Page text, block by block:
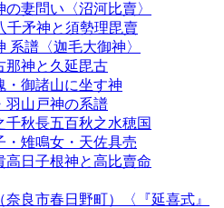
妻問い〈沼河比賣〉
千矛神と須勢理毘賣
譜〈迦毛大御神〉
神と久延毘古
御諸山に坐す神
山戸神の系譜
秋長五百秋之水穂国
雉鳴女・天佐具売
日子根神と高比賣命
奈良市春日野町）〈『延喜式』